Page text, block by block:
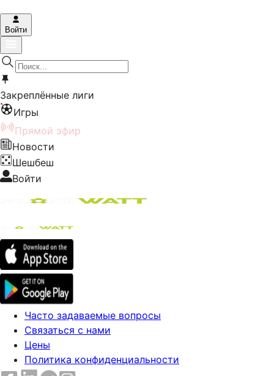
Войти
Закреплённые лиги
Игры
Прямой эфир
Новости
Шешбеш
Войти
Часто задаваемые вопросы
Связаться с нами
Цены
Политика конфиденциальности